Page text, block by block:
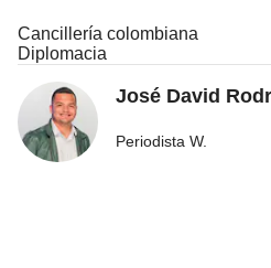
Cancillería colombiana
Diplomacia
José David
Periodista W.